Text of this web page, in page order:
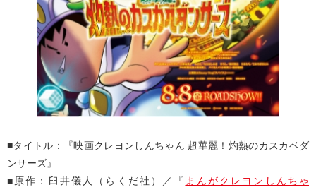
■タイトル：『映画クレヨンしんちゃん 超華麗！灼熱のカスカベダ
ンサーズ』
■原作：臼井儀人（らくだ社）／『 まんがクレヨンしんちゃ